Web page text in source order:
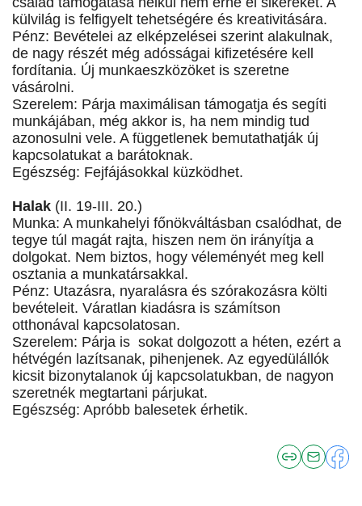
külvilág is felfigyelt tehetségére és kreativitására.
Pénz: Bevételei az elképzelései szerint alakulnak,
de nagy részét még adósságai kifizetésére kell
fordítania. Új munkaeszközöket is szeretne
vásárolni.
Szerelem: Párja maximálisan támogatja és segíti
munkájában, még akkor is, ha nem mindig tud
azonosulni vele. A függetlenek bemutathatják új
kapcsolatukat a barátoknak.
Egészség: Fejfájásokkal küzködhet.
Halak (II. 19-III. 20.)
Munka: A munkahelyi főnökváltásban csalódhat, de
tegye túl magát rajta, hiszen nem ön irányítja a
dolgokat. Nem biztos, hogy véleményét meg kell
osztania a munkatársakkal.
Pénz: Utazásra, nyaralásra és szórakozásra költi
bevételeit. Váratlan kiadásra is számítson
otthonával kapcsolatosan.
Szerelem: Párja is sokat dolgozott a héten, ezért a
hétvégén lazítsanak, pihenjenek. Az egyedülállók
kicsit bizonytalanok új kapcsolatukban, de nagyon
szeretnék megtartani párjukat.
Egészség: Apróbb balesetek érhetik.